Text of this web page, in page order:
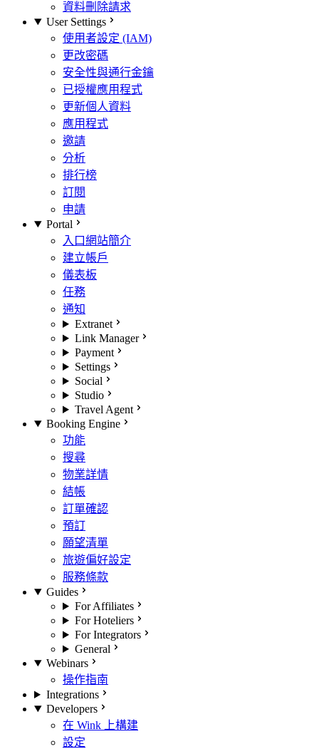
資料刪除請求
User Settings
使用者設定 (IAM)
更改密碼
安全性與通行金鑰
已授權應用程式
更新個人資料
應用程式
邀請
分析
排行榜
訂閱
申請
Portal
入口網站簡介
建立帳戶
儀表板
任務
通知
Extranet
Link Manager
Payment
Settings
Social
Studio
Travel Agent
Booking Engine
功能
搜尋
物業詳情
結帳
訂單確認
預訂
願望清單
旅遊偏好設定
服務條款
Guides
For Affiliates
For Hoteliers
For Integrators
General
Webinars
操作指南
Integrations
Developers
在 Wink 上構建
設定